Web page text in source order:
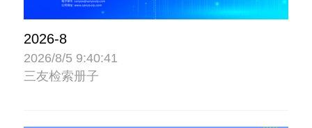
2026-8
2026/8/5 9:40:41
三友检索册子